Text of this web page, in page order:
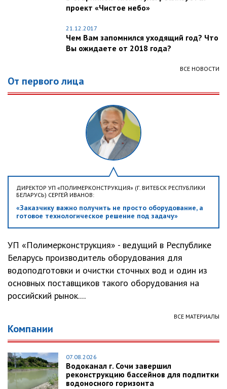
проект «Чистое небо»
21.12.2017
Чем Вам запомнился уходящий год? Что
Вы ожидаете от 2018 года?
ВСЕ НОВОСТИ
От первого лица
ДИРЕКТОР УП «ПОЛИМЕРКОНСТРУКЦИЯ» (Г. ВИТЕБСК РЕСПУБЛИКИ
БЕЛАРУСЬ) СЕРГЕЙ ИВАНОВ:
«Заказчику важно получить не просто оборудование, а
готовое технологическое решение под задачу»
УП «Полимерконструкция» - ведущий в Республике
Беларусь производитель оборудования для
водоподготовки и очистки сточных вод и один из
основных поставщиков такого оборудования на
российский рынок....
ВСЕ МАТЕРИАЛЫ
Компании
07.08.2026
Водоканал г. Сочи завершил
реконструкцию бассейнов для подпитки
водоносного горизонта